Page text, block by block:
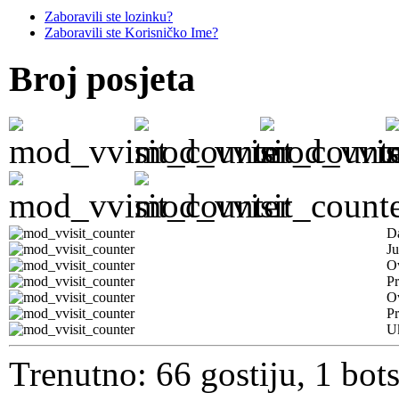
Zaboravili ste lozinku?
Zaboravili ste Korisničko Ime?
Broj posjeta
Trenutno: 66 gostiju, 1